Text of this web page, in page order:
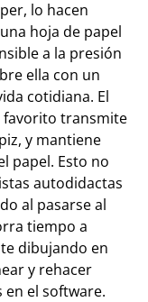
lo hacen
hoja de papel
a la presión
ella con un
cotidiana. El
favorito transmite
y mantiene
papel. Esto no
autodidactas
al pasarse al
tiempo a
dibujando en
y rehacer
el software.